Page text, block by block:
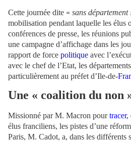
Cette journée dite « sans département
mobilisation pendant laquelle les élus
conférences de presse, les réunions
une campagne d’affichage dans les
rapport de force politique avec
avec le chef de l’Etat, les
particulièrement au préfet d’Ile-de-
Une « coalition du non
Missionné par M. Macron pourtracer,
élus franciliens, les pistes d’une
Paris, M. Cadot, a, dans les différents